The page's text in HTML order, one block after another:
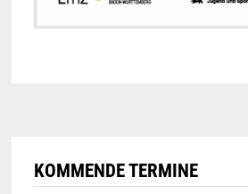
KOMMENDE TERMINE